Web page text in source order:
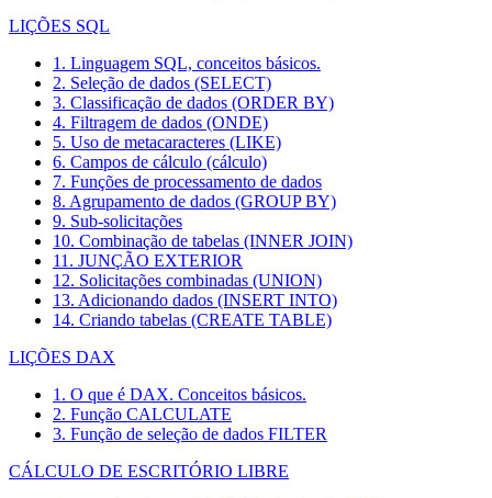
LIÇÕES SQL
1. Linguagem SQL, conceitos básicos.
2. Seleção de dados (SELECT)
3. Classificação de dados (ORDER BY)
4. Filtragem de dados (ONDE)
5. Uso de metacaracteres (LIKE)
6. Campos de cálculo (cálculo)
7. Funções de processamento de dados
8. Agrupamento de dados (GROUP BY)
9. Sub-solicitações
10. Combinação de tabelas (INNER JOIN)
11. JUNÇÃO EXTERIOR
12. Solicitações combinadas (UNION)
13. Adicionando dados (INSERT INTO)
14. Criando tabelas (CREATE TABLE)
LIÇÕES DAX
1. O que é DAX. Conceitos básicos.
2. Função CALCULATE
3. Função de seleção de dados FILTER
CÁLCULO DE ESCRITÓRIO LIBRE